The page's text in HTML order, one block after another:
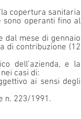
copertura sanitaria
sono operanti fino al
dal mese di gennaio
di contribuzione (12
dell’azienda, e la
casi di:
ai sensi degli
n. 223/1991.